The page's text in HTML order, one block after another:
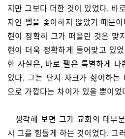
지만 그보다 더한 것이 있었다. 바
자인 펠을 좋아하지 않았기 때문이
현이 정확히 그가 떠올린 것은 맞
현이 더욱 정확하게 들어맞고 있
한 사실은, 바로 펠은 특별하게 나
었다. 그는 단지 자크가 싫어하는
으로 가깝다는 차이가 있을 뿐이었
생각해 보면 그가 교회의 대부
시 그를 힘들게 하는 것이었다. 그